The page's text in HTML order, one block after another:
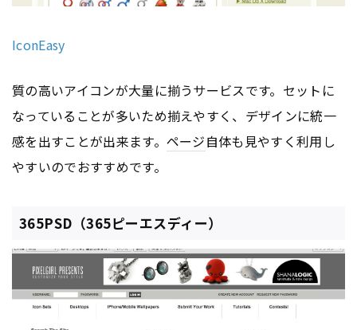
IconEasy
質の高いアイコンが大量に揃うサービスです。セットに
なっていることが多いため揃えやすく、デザインに統一
感を出すことが出来ます。 ページ自体も見やすく利用し
やすいのでおすすめです。
365PSD（365ピーエスディー）